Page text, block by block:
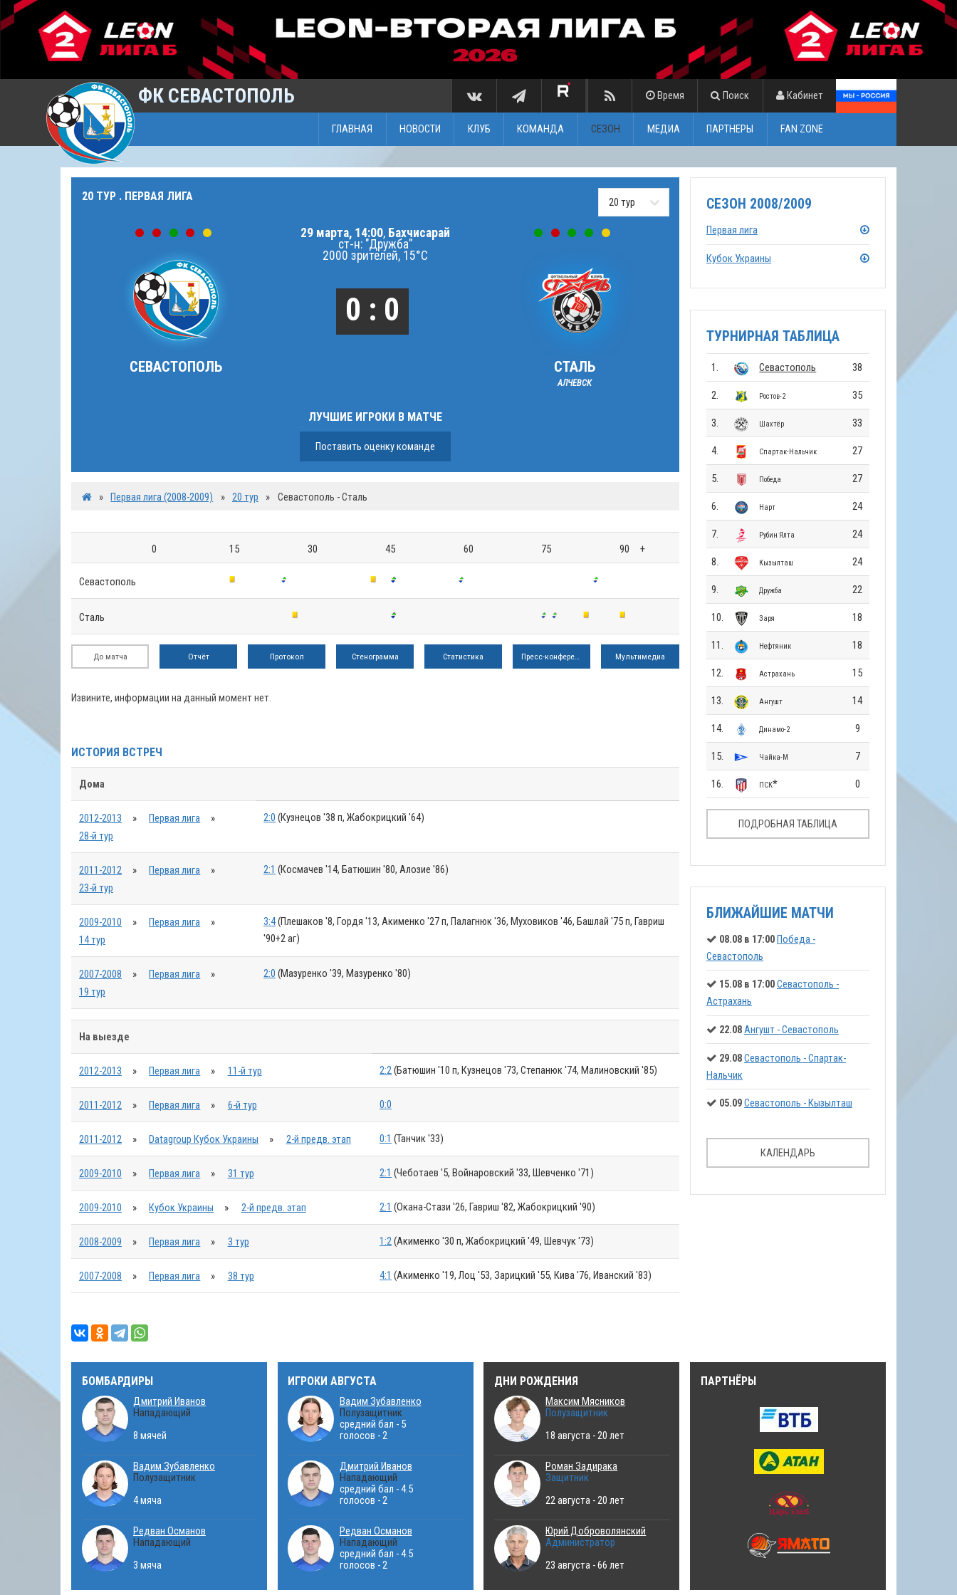
ФК СЕВАСТОПОЛЬ Время Поиск Кабинет
ГЛАВНАЯ НОВОСТИ КЛУБ КОМАНДА СЕЗОН МЕДИА ПАРТНЕРЫ FAN ZONE
20 ТУР . ПЕРВАЯ ЛИГА
СЕВАСТОПОЛЬ
29 марта, 14:00, Бахчисарай
ст-н: "Дружба"
2000 зрителей, 15°C
0 : 0
СТАЛЬ
АЛЧЕВСК
ЛУЧШИЕ ИГРОКИ В МАТЧЕ
Поставить оценку команде
» Первая лига (2008-2009) » 20 тур » Севастополь - Сталь
0 15 30 45 60 75 90 +
Севастополь
Сталь
До матча Отчёт Протокол Стенограмма Статистика Пресс-конференция Мультимедиа
Извините, информации на данный момент нет.
ИСТОРИЯ ВСТРЕЧ
Дома
2012-2013 » Первая лига
»
28-й тур
2:0 (Кузнецов '38 п, Жабокрицкий '64)
2011-2012 » Первая лига
»
23-й тур
2:1 (Космачев '14, Батюшин '80, Алозие '86)
2009-2010 » Первая лига
»
14 тур
3:4(Плешаков '8, Гордя '13, Акименко '27 п, Палагнюк '36, Муховиков '46, Башлай '75 п, Гавриш
'90+2 аг)
2007-2008 » Первая лига
»
19 тур
2:0 (Мазуренко '39, Мазуренко '80)
На выезде
2012-2013 » Первая лига » 11-й тур 2:2 (Батюшин '10 п, Кузнецов '73, Степанюк '74, Малиновский '85)
2011-2012 » Первая лига » 6-й тур 0:0
2011-2012 » Datagroup Кубок Украины » 2-й предв. этап 0:1 (Танчик '33)
2009-2010 » Первая лига » 31 тур 2:1 (Чеботаев '5, Войнаровский '33, Шевченко '71)
2009-2010 » Кубок Украины » 2-й предв. этап 2:1 (Окана-Стази '26, Гавриш '82, Жабокрицкий '90)
2008-2009 » Первая лига » 3 тур 1:2 (Акименко '30 п, Жабокрицкий '49, Шевчук '73)
2007-2008 » Первая лига » 38 тур 4:1 (Акименко '19, Лоц '53, Зарицкий '55, Кива '76, Иванский '83)
СЕЗОН 2008/2009
Первая лига
Кубок Украины
ТУРНИРНАЯ ТАБЛИЦА
1. Севастополь 38
2. Ростов-2 35
3. Шахтёр 33
4. Спартак-Нальчик 27
5. Победа 27
6. Нарт 24
7. Рубин Ялта 24
8. Кызылташ 24
9. Дружба 22
10. Заря 18
11. Нефтяник 18
12. Астрахань 15
13. Ангушт 14
14. Динамо-2 9
15. Чайка-М 7
16. ПСК* 0
ПОДРОБНАЯ ТАБЛИЦА
БЛИЖАЙШИЕ МАТЧИ
08.08 в 17:00Победа -
Севастополь
15.08 в 17:00Севастополь -
Астрахань
22.08Ангушт - Севастополь
29.08Севастополь - Спартак-
Нальчик
05.09Севастополь - Кызылташ
КАЛЕНДАРЬ
БОМБАРДИРЫ
Дмитрий Иванов
Нападающий
8 мячей
Вадим Зубавленко
Полузащитник
4 мяча
Редван Османов
Нападающий
3 мяча
ИГРОКИ АВГУСТА
Вадим Зубавленко
Полузащитник
средний бал - 5
голосов - 2
Дмитрий Иванов
Нападающий
средний бал - 4.5
голосов - 2
Редван Османов
Нападающий
средний бал - 4.5
голосов - 2
ДНИ РОЖДЕНИЯ
Максим Мясников
Полузащитник
18 августа - 20 лет
Роман Задирака
Защитник
22 августа - 20 лет
Юрий Доброволянский
Администратор
23 августа - 66 лет
ПАРТНЁРЫ